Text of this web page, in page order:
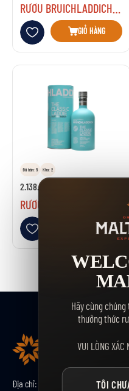
RƯỢU BRUICHLADDICH 18 YEARS OLD
Thêm vào danh sách yêu thích
GIỎ HÀNG
Đã bán: 5 Kho: 2
2.138.750₫
Thêm vào danh sách yêu thích
GIỎ HÀNG
Địa chỉ:
Số 33 Nguyễn Ngọc Vũ, tổ
Hãy cùng
thưởng thức
VUI LÒNG XÁC
TÔI